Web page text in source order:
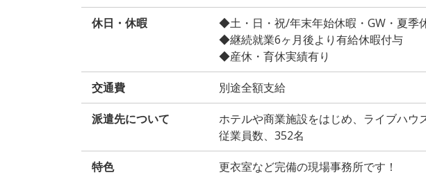
休日・休暇
◆土・日・祝/年末年始休暇・GW・夏季
◆継続就業6ヶ月後より有給休暇付与
◆産休・育休実績有り
交通費 別途全額支給
派遣先について
ホテルや商業施設をはじめ、ライブハウ
従業員数、352名
特色 更衣室など完備の現場事務所です！